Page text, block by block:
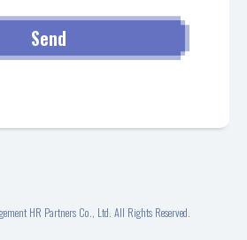
HR Partners Co., Ltd. All Rights Reserved.